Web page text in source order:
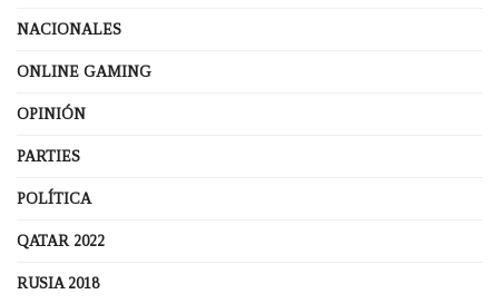
NACIONALES
ONLINE GAMING
OPINIÓN
PARTIES
POLÍTICA
QATAR 2022
RUSIA 2018